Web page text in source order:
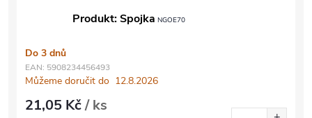
Produkt: Spojka NGOE70
Do 3 dnů
EAN: 5908234456493
Můžeme doručit do 12.8.2026
21,05 Kč/ ks